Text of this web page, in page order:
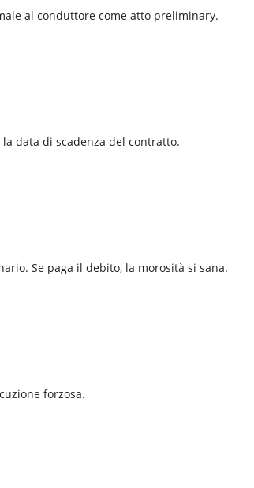
al conduttore come atto preliminary.
data di scadenza del contratto.
Se paga il debito, la morosità si sana.
forzosa.